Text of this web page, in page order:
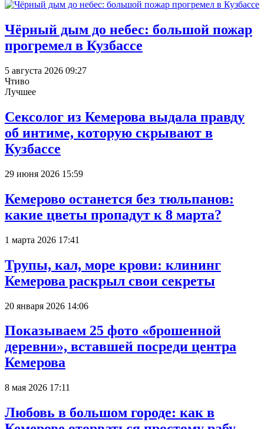
Чёрный дым до небес: большой пожар
прогремел в Кузбассе
5 августа 2026 09:27
Чтиво
Лучшее
Сексолог из Кемерова выдала правду
об интиме, которую скрывают в
Кузбассе
29 июня 2026 15:59
Кемерово останется без тюльпанов:
какие цветы пропадут к 8 марта?
1 марта 2026 17:41
Трупы, кал, море крови: клининг
Кемерова раскрыл свои секреты
20 января 2026 14:06
Показываем 25 фото «брошенной
деревни», вставшей посреди центра
Кемерова
8 мая 2026 17:11
Любовь в большом городе: как в